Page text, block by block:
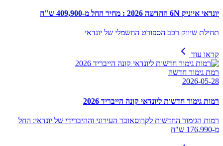
יונדאי איוניק 6N החדשה 2026 : מחיר החל מ-409,900 ש"ח
תחילת שיווק רכב הספורט החשמלי של יונדאי
קראו עוד
רמת גימור חדשה
2026-05-28
רמות גימור חדשות ליונדאי קונה הייבריד 2026
רמות הגימור החדשות לקרוסאובר העירוני וההיברידי של יונדאי: החל
מ-176,990 ש"ח